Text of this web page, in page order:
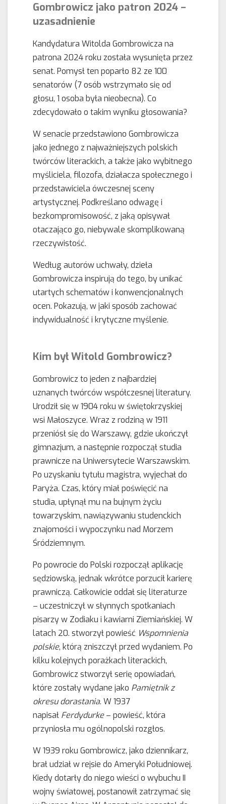
Gombrowicz jako patron 2024 –
uzasadnienie
Kandydatura Witolda Gombrowicza na
patrona 2024 roku została wysunięta przez
senat. Pomysł ten poparło 82 ze 100
senatorów (7 osób wstrzymało się od
głosu, 1 osoba była nieobecna). Co
zdecydowało o takim wyniku głosowania?
W senacie przedstawiono Gombrowicza
jako jednego z najważniejszych polskich
twórców literackich, a także jako wybitnego
myśliciela, filozofa, działacza społecznego i
przedstawiciela ówczesnej sceny
artystycznej. Podkreślano odwagę i
bezkompromisowość, z jaką opisywał
otaczająco go, niebywale skomplikowaną
rzeczywistość.
Według autorów uchwały, dzieła
Gombrowicza inspirują do tego, by unikać
utartych schematów i konwencjonalnych
ocen. Pokazują, w jaki sposób zachować
indywidualność i krytyczne myślenie.
Kim był Witold Gombrowicz?
Gombrowicz to jeden z najbardziej
uznanych twórców współczesnej literatury.
Urodził się w 1904 roku w świętokrzyskiej
wsi Małoszyce. Wraz z rodziną w 1911
przeniósł się do Warszawy, gdzie ukończył
gimnazjum, a następnie rozpoczął studia
prawnicze na Uniwersytecie Warszawskim.
Po uzyskaniu tytułu magistra, wyjechał do
Paryża. Czas, który miał poświęcić na
studia, upłynął mu na bujnym życiu
towarzyskim, nawiązywaniu studenckich
znajomości i wypoczynku nad Morzem
Śródziemnym.
Po powrocie do Polski rozpoczął aplikację
sędziowską, jednak wkrótce porzucił karierę
prawniczą. Całkowicie oddał się literaturze
– uczestniczył w słynnych spotkaniach
pisarzy w Zodiaku i kawiarni Ziemiańskiej. W
latach 20. stworzył powieść Wspomnienia
polskie, którą zniszczył przed wydaniem. Po
kilku kolejnych porażkach literackich,
Gombrowicz stworzył serię opowiadań,
które zostały wydane jako Pamiętnik z
okresu dorastania. W 1937
napisał Ferdydurke– powieść, która
przyniosła mu ogólnopolski rozgłos.
W 1939 roku Gombrowicz, jako dziennikarz,
brał udział w rejsie do Ameryki Południowej.
Kiedy dotarły do niego wieści o wybuchu II
wojny światowej, postanowił zatrzymać się